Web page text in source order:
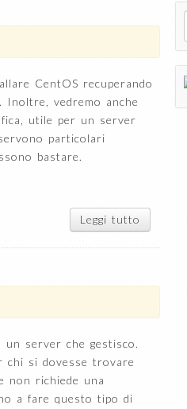
di
CentOS recuperando
vedremo anche
utile per un server
particolari
bastare.
Leggi tutto
installare
CentOS
rete con
server che gestisco.
chi si dovesse trovare
non richiede una
a fare questo tipo di